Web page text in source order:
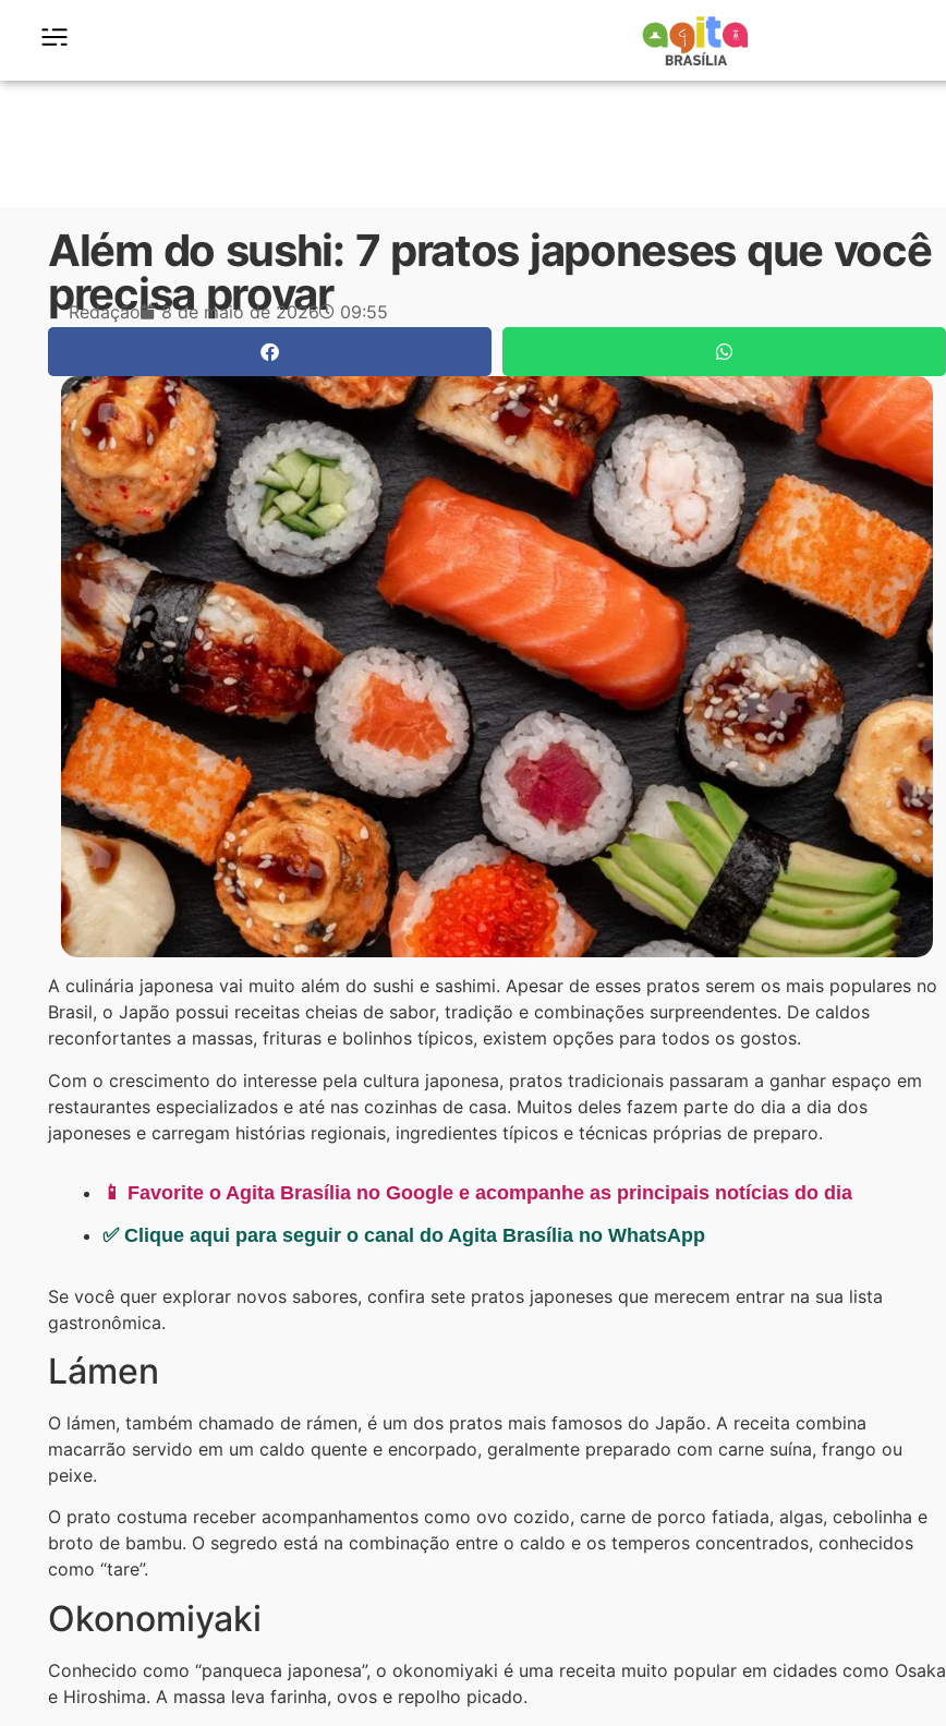
Além do sushi: 7 pratos japoneses que você
precisa provar
Redação 8 de maio de 2026 09:55
A culinária japonesa vai muito além do sushi e sashimi. Apesar de esses pratos serem os mais populares no
Brasil, o Japão possui receitas cheias de sabor, tradição e combinações surpreendentes. De caldos
reconfortantes a massas, frituras e bolinhos típicos, existem opções para todos os gostos.
Com o crescimento do interesse pela cultura japonesa, pratos tradicionais passaram a ganhar espaço em
restaurantes especializados e até nas cozinhas de casa. Muitos deles fazem parte do dia a dia dos
japoneses e carregam histórias regionais, ingredientes típicos e técnicas próprias de preparo.
📱 Favorite o Agita Brasília no Google e acompanhe as principais notícias do dia
✅ Clique aqui para seguir o canal do Agita Brasília no WhatsApp
Se você quer explorar novos sabores, confira sete pratos japoneses que merecem entrar na sua lista
gastronômica.
Lámen
O lámen, também chamado de rámen, é um dos pratos mais famosos do Japão. A receita combina
macarrão servido em um caldo quente e encorpado, geralmente preparado com carne suína, frango ou
peixe.
O prato costuma receber acompanhamentos como ovo cozido, carne de porco fatiada, algas, cebolinha e
broto de bambu. O segredo está na combinação entre o caldo e os temperos concentrados, conhecidos
como “tare”.
Okonomiyaki
Conhecido como “panqueca japonesa”, o okonomiyaki é uma receita muito popular em cidades como Osaka
e Hiroshima. A massa leva farinha, ovos e repolho picado.